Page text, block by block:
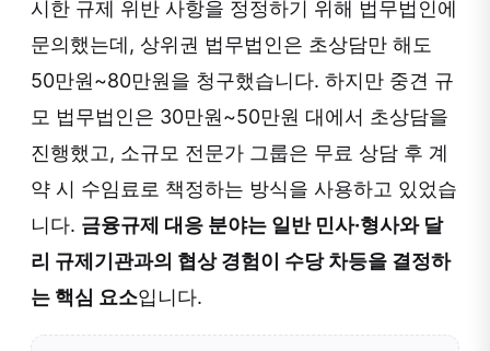
시한 규제 위반 사항을 정정하기 위해 법무법인에
문의했는데, 상위권 법무법인은 초상담만 해도
50만원~80만원을 청구했습니다. 하지만 중견 규
모 법무법인은 30만원~50만원 대에서 초상담을
진행했고, 소규모 전문가 그룹은 무료 상담 후 계
약 시 수임료로 책정하는 방식을 사용하고 있었습
니다. 금융규제 대응 분야는 일반 민사·형사와 달
리 규제기관과의 협상 경험이 수당 차등을 결정하
는 핵심 요소입니다.